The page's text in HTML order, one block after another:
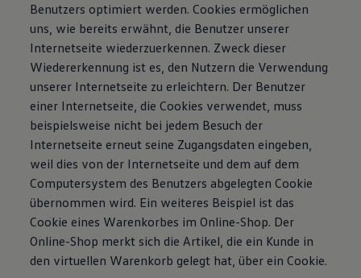
Benutzers optimiert werden. Cookies ermöglichen
uns, wie bereits erwähnt, die Benutzer unserer
Internetseite wiederzuerkennen. Zweck dieser
Wiedererkennung ist es, den Nutzern die Verwendung
unserer Internetseite zu erleichtern. Der Benutzer
einer Internetseite, die Cookies verwendet, muss
beispielsweise nicht bei jedem Besuch der
Internetseite erneut seine Zugangsdaten eingeben,
weil dies von der Internetseite und dem auf dem
Computersystem des Benutzers abgelegten Cookie
übernommen wird. Ein weiteres Beispiel ist das
Cookie eines Warenkorbes im Online-Shop. Der
Online-Shop merkt sich die Artikel, die ein Kunde in
den virtuellen Warenkorb gelegt hat, über ein Cookie.